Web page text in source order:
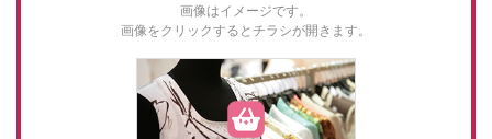
画像はイメージです。
画像をクリックするとチラシが開きます。